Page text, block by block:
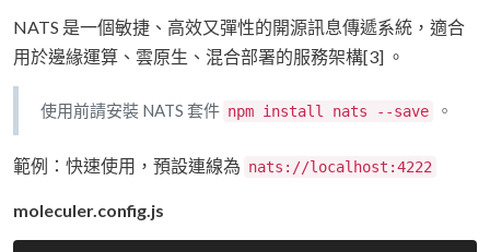
NATS 是一個敏捷、高效又彈性的開源訊息傳遞系統，適合
用於邊緣運算、雲原生、混合部署的服務架構[3] 。
使用前請安裝 NATS 套件 npm install nats --save 。
範例：快速使用，預設連線為 nats://localhost:4222
moleculer.config.js